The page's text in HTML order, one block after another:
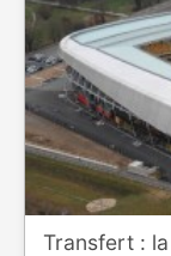
Transfert :